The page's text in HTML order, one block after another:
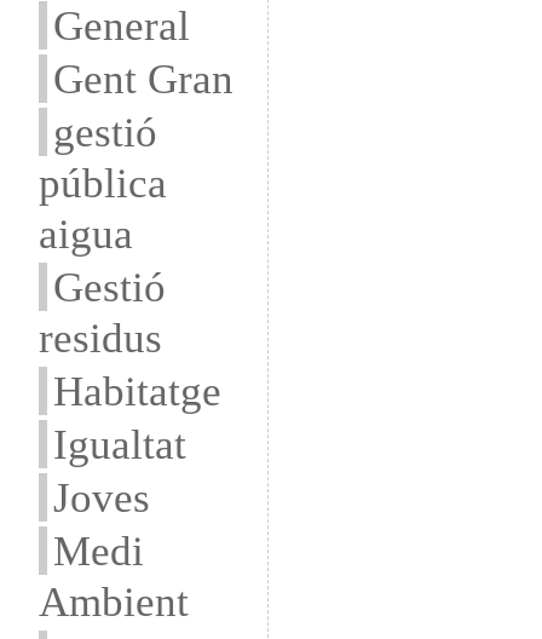
General
Gent Gran
gestió
pública
aigua
Gestió
residus
Habitatge
Igualtat
Joves
Medi
Ambient